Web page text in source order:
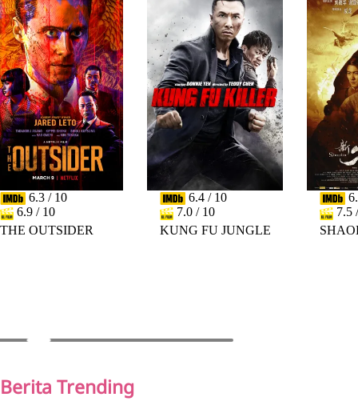
6.3 / 10
6.9 / 10
THE OUTSIDER
6.4 / 10
7.0 / 10
KUNG FU JUNGLE
7.5
Berita Trending